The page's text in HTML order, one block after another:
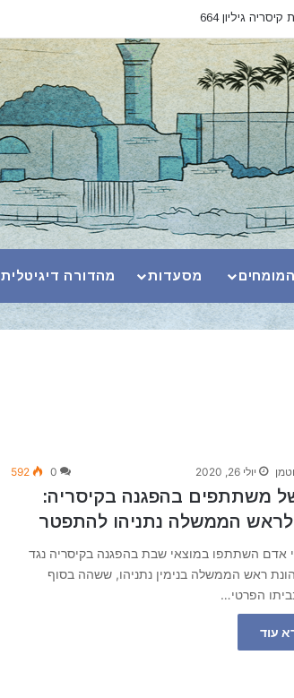
גיליון 664
המומחים מסעדות מהדורה דיגיטלית
יולי 26, 2020 0
592
משתתפים בהפגנה בקיסריה:
לראש הממשלה נתניהו להתפטר
אדם השתתפו במוצאי שבת בהפגנה בקיסריה נגד
ראש הממשלה בנימין נתניהו, ששהה בסוף
הפרטי…
עוד